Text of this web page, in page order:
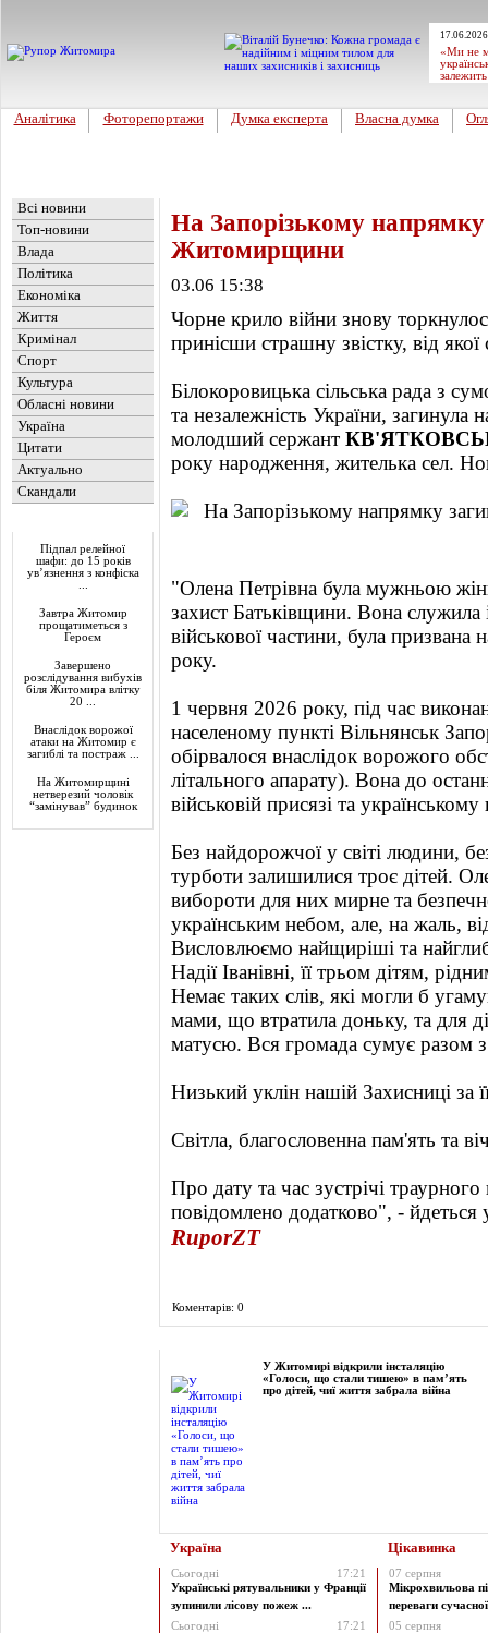
«Ми не
Аналітика Фоторепортажи Думка експерта Власна думка
Всі новини
Топ-новини
Влада
Політика
Економіка
Життя
Кримінал
Спорт
Культура
Обласні новини
Україна
Цитати
Актуально
Скандали
Підпал релейної
шафи: до 15 років
ув’язнення з конфіска
Завтра Житомир
прощатиметься з
Героєм
Завершено
розслідування вибухів
біля Житомира влітку
20 ...
Внаслідок ворожої
атаки на Житомир є
загиблі та постраж ...
На Житомирщині
нетверезий чоловік
“замінував” будинок
На Запорізькому напрямку
Житомирщини
03.06 15:38
Чорне крило війни знову
принісши страшну звістку, від якої
Білокоровицька сільська рада з
та незалежність України,
молодший сержант
року народження, жителька сел.
"Олена Петрівна була мужньою
захист Батьківщини. Вона служила
військової частини, була призвана
року.
1 червня 2026 року, під час
населеному пункті Вільнянськ
обірвалося внаслідок ворожого
літального апарату). Вона до
військовій присязі та українському
Без найдорожчої у світі людини,
турботи залишилися троє дітей.
вибороти для них мирне та
українським небом, але, на жаль,
Висловлюємо найщиріші та
Надії Іванівні, її трьом дітям,
Немає таких слів, які могли б
мами, що втратила доньку, та для
матусю. Вся громада сумує разом
Низький уклін нашій Захисниці за
Світла, благословенна пам'ять та
Про дату та час зустрічі
повідомлено додатково", - йдеться
RuporZT
Коментарів: 0
У Житомирі відкрили інсталяцію
«Голоси, що стали тишею» в пам’ять
про дітей, чиї життя забрала війна
Україна Цікавинка
Сьогодні
17:21
Українські рятувальники у Франції
зупинили лісову пожеж ...
Сьогодні
17:21
07 серпня
Мікрохвильова
переваги
05 серпня